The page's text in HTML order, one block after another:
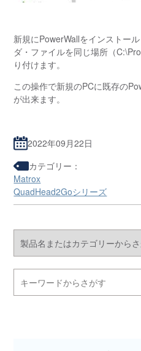
新規にPowerWallをインストー
ダ・ファイルを同じ場所（
り付けます。
この操作で新規のPCに既存の
が出来ます。
2022年09月22日
カテゴリー：
Matrox
QuadHead2Goシリーズ